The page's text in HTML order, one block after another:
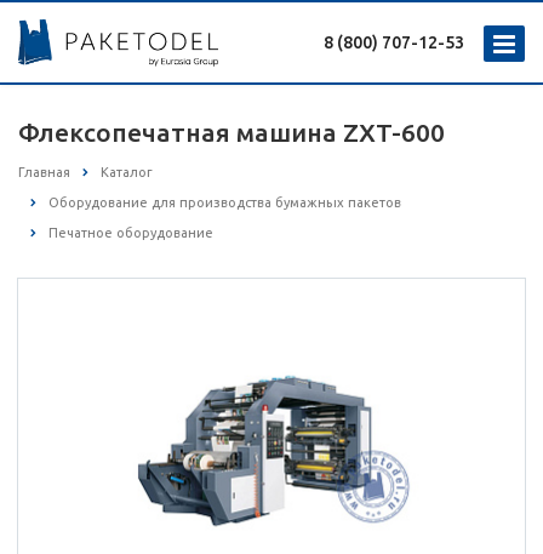
8 (800) 707-12-53
Флексопечатная машина ZXT-600
Главная Каталог
Оборудование для производства бумажных пакетов
Печатное оборудование